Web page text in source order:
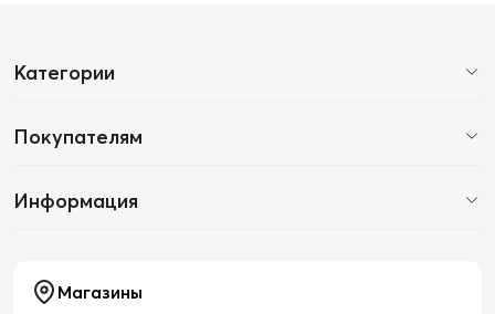
Категории
Покупателям
Информация
Магазины